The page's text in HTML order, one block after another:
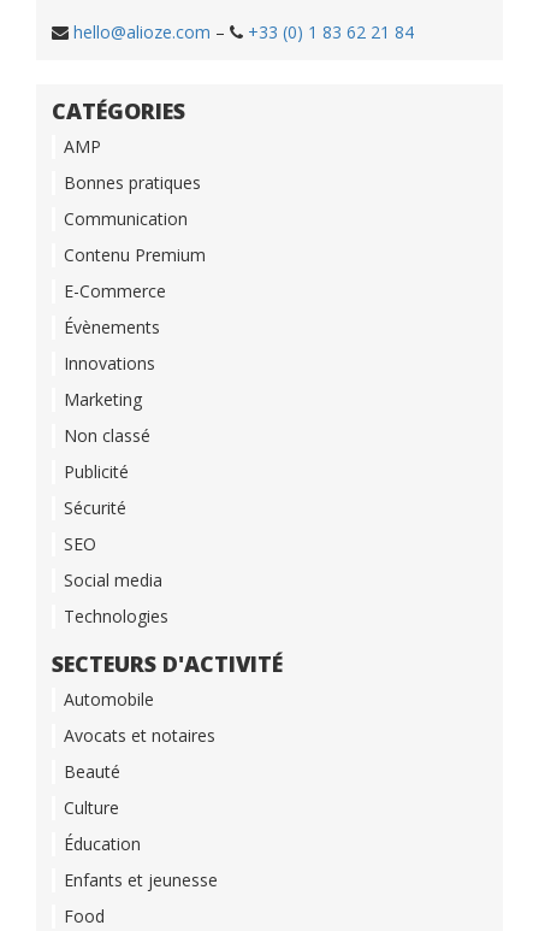
hello@alioze.com – +33 (0) 1 83 62 21 84
CATÉGORIES
AMP
Bonnes pratiques
Communication
Contenu Premium
E-Commerce
Évènements
Innovations
Marketing
Non classé
Publicité
Sécurité
SEO
Social media
Technologies
SECTEURS D'ACTIVITÉ
Automobile
Avocats et notaires
Beauté
Culture
Éducation
Enfants et jeunesse
Food